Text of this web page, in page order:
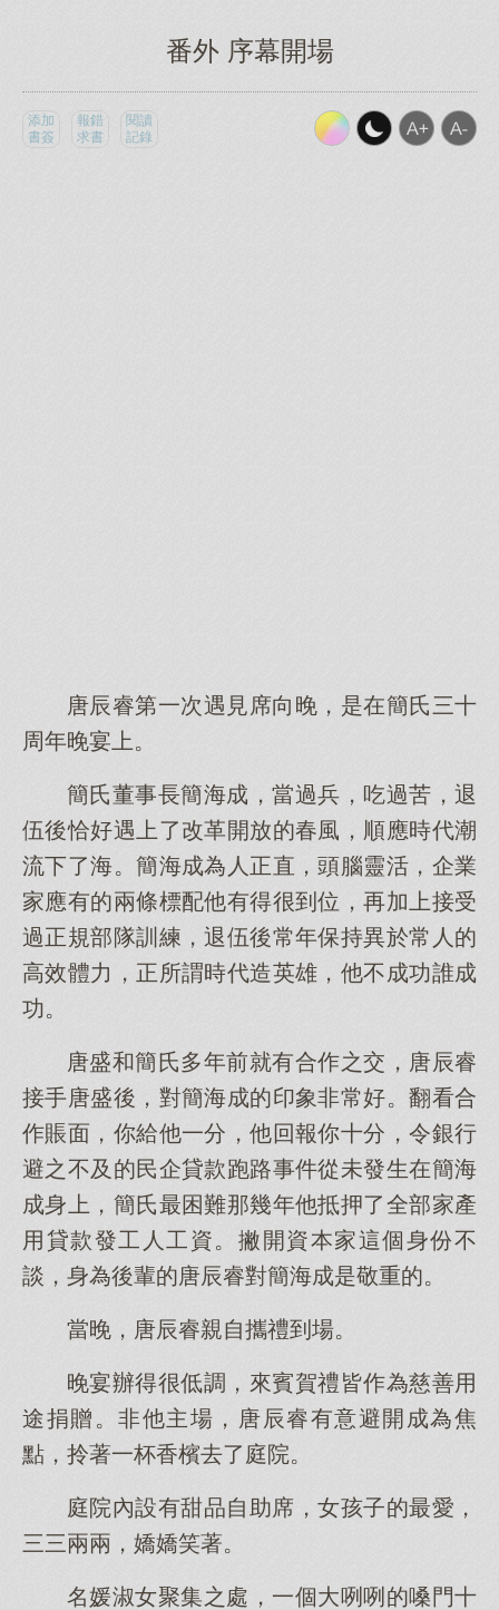
番外 序幕開場
添加
書簽
報錯
求書
閱讀
記錄
唐辰睿第一次遇見席向晚，是在簡氏三十
周年晚宴上。
簡氏董事長簡海成，當過兵，吃過苦，退
伍後恰好遇上了改革開放的春風，順應時代潮
流下了海。簡海成為人正直，頭腦靈活，企業
家應有的兩條標配他有得很到位，再加上接受
過正規部隊訓練，退伍後常年保持異於常人的
高效體力，正所謂時代造英雄，他不成功誰成
功。
唐盛和簡氏多年前就有合作之交，唐辰睿
接手唐盛後，對簡海成的印象非常好。翻看合
作賬面，你給他一分，他回報你十分，令銀行
避之不及的民企貸款跑路事件從未發生在簡海
成身上，簡氏最困難那幾年他抵押了全部家產
用貸款發工人工資。撇開資本家這個身份不
談，身為後輩的唐辰睿對簡海成是敬重的。
當晚，唐辰睿親自攜禮到場。
晚宴辦得很低調，來賓賀禮皆作為慈善用
途捐贈。非他主場，唐辰睿有意避開成為焦
點，拎著一杯香檳去了庭院。
庭院內設有甜品自助席，女孩子的最愛，
三三兩兩，嬌嬌笑著。
名媛淑女聚集之處，一個大咧咧的嗓門十